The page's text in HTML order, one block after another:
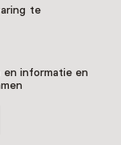
te
informatie en
17:00